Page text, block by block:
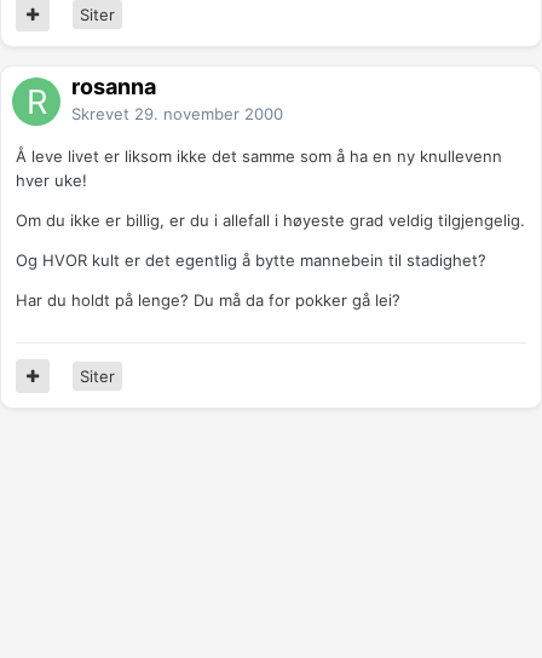
Siter
rosanna
Skrevet 29. november 2000
Å leve livet er liksom ikke det samme som å ha en ny knullevenn
hver uke!
Om du ikke er billig, er du i allefall i høyeste grad veldig tilgjengelig.
Og HVOR kult er det egentlig å bytte mannebein til stadighet?
Har du holdt på lenge? Du må da for pokker gå lei?
Siter